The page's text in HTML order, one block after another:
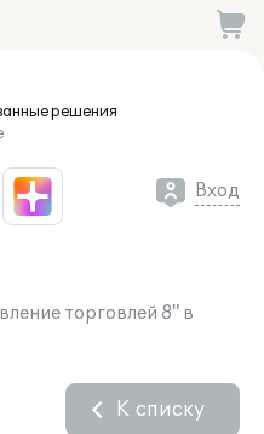
решения
Вход
торговлей 8" в
К списку